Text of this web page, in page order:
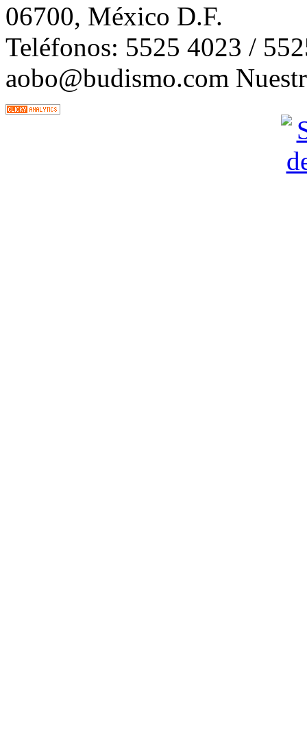
06700, México D.F.
Teléfonos: 5525 4023 /
aobo@budismo.com